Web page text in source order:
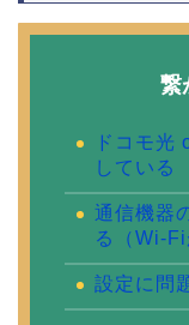
繋
ドコモ光
している
通信機器
る（Wi-Fi
設定に問